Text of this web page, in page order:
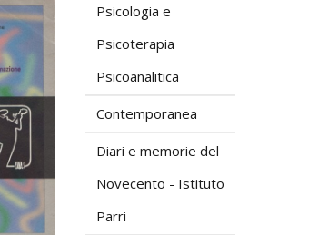
Psicologia e
Psicoterapia
Psicoanalitica
Contemporanea
Diari e memorie del
Novecento - Istituto
Parri